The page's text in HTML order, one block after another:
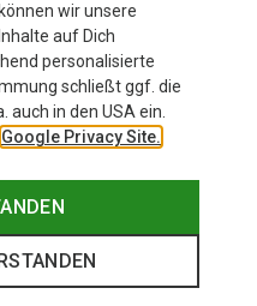
wir unsere
auf Dich
personalisierte
schließt ggf. die
auch in den USA ein.
Google Privacy Site.